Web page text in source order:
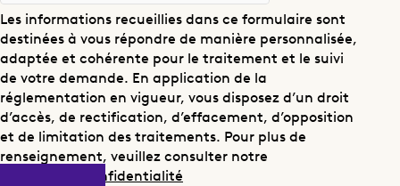
Les informations recueillies dans ce formulaire sont
destinées à vous répondre de manière personnalisée,
adaptée et cohérente pour le traitement et le suivi
de votre demande. En application de la
réglementation en vigueur, vous disposez d’un droit
d’accès, de rectification, d’effacement, d’opposition
et de limitation des traitements. Pour plus de
renseignement, veuillez consulter notre
Politique de confidentialité